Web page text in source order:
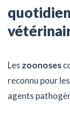
Les zoonoses
reconnu pour
agents